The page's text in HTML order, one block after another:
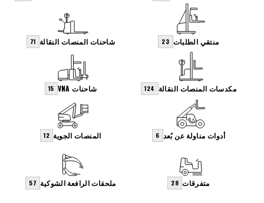
منتقي الطلبات 23 شاحنات المنصات النقالة 71
مكدسات المنصات النقالة 124 شاحنات VNA 15
أدوات مناولة عن بُعد 6 المنصات الجوية 12
متفرقات 28 ملحقات الرافعة الشوكية 57